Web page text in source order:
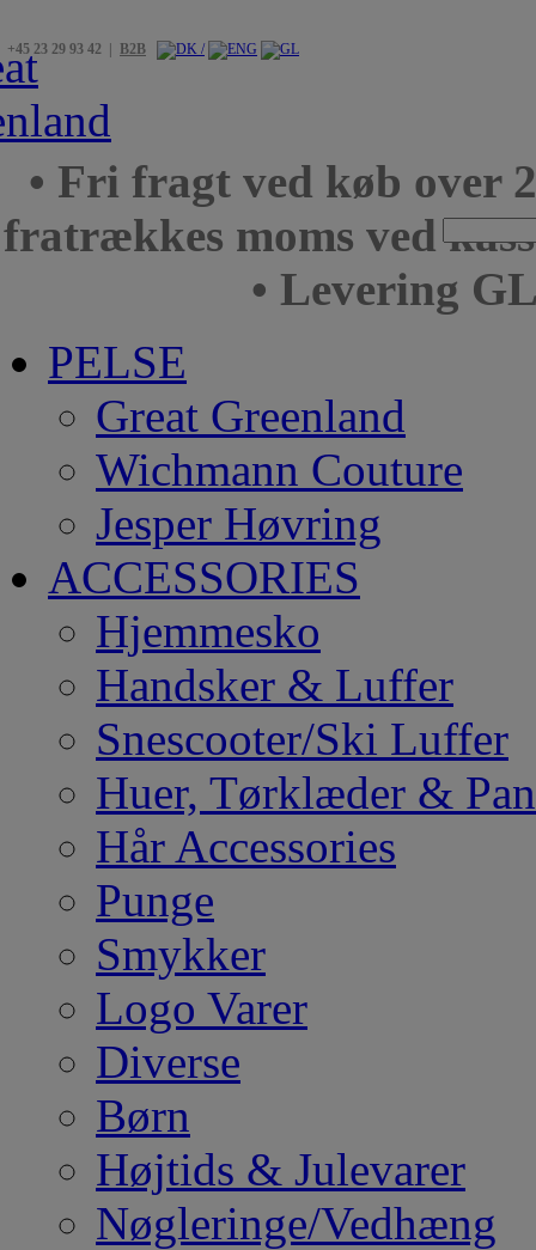
+45 23 29 93 42 | B2B
• Fri fragt ved køb over
fratrækkes moms ved
• Levering
PELSE
Great Greenland
Wichmann Couture
Jesper Høvring
ACCESSORIES
Hjemmesko
Handsker & Luffer
Snescooter/Ski Luffer
Huer, Tørklæder &
Hår Accessories
Punge
Smykker
Logo Varer
Diverse
Børn
Højtids & Julevarer
Nøgleringe/Vedhæng